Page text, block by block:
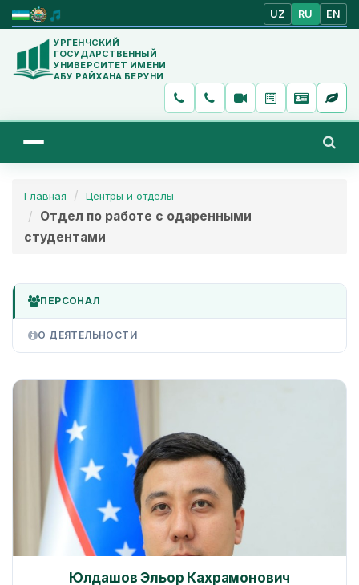
UZ RU EN
УРГЕНЧСКИЙ
ГОСУДАРСТВЕННЫЙ
УНИВЕРСИТЕТ ИМЕНИ
АБУ РАЙХАНА БЕРУНИ
Главная Центры и отделы
Отдел по работе с одаренными
студентами
ПЕРСОНАЛ
О ДЕЯТЕЛЬНОСТИ
Юлдашов Эльор Кахрамонович